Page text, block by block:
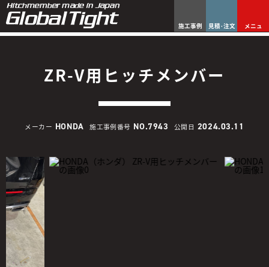
施工事例 見積･注文 メニュ
ZR-V用ヒッチメンバー
メーカー HONDA 施工事例番号 NO.7943 公開日 2024.03.11